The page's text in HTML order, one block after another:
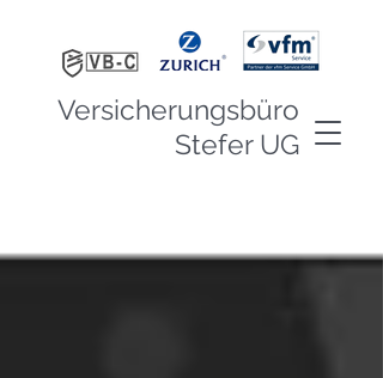
Versicherungsbüro
Stefer UG